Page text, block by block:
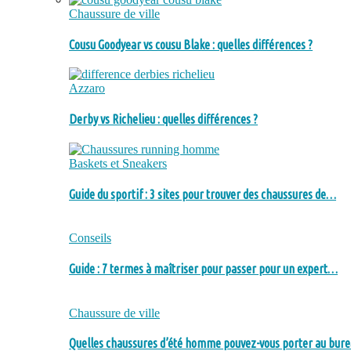
Chaussure de ville
Cousu Goodyear vs cousu Blake : quelles différences ?
Azzaro
Derby vs Richelieu : quelles différences ?
Baskets et Sneakers
Guide du sportif : 3 sites pour trouver des chaussures de…
Conseils
Guide : 7 termes à maîtriser pour passer pour un expert…
Chaussure de ville
Quelles chaussures d’été homme pouvez-vous porter au